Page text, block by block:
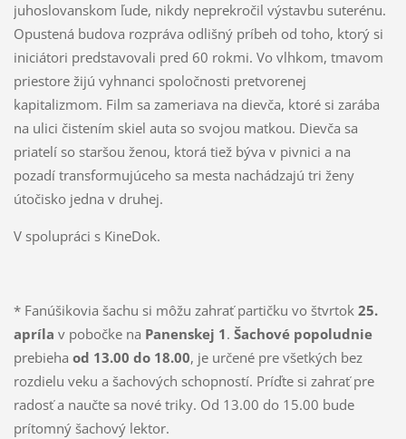
juhoslovanskom ľude, nikdy neprekročil výstavbu suterénu.
Opustená budova rozpráva odlišný príbeh od toho, ktorý si
iniciátori predstavovali pred 60 rokmi. Vo vlhkom, tmavom
priestore žijú vyhnanci spoločnosti pretvorenej
kapitalizmom. Film sa zameriava na dievča, ktoré si zarába
na ulici čistením skiel auta so svojou matkou. Dievča sa
priatelí so staršou ženou, ktorá tiež býva v pivnici a na
pozadí transformujúceho sa mesta nachádzajú tri ženy
útočisko jedna v druhej.
V spolupráci s KineDok.
* Fanúšikovia šachu si môžu zahrať partičku vo štvrtok25.
apríla v pobočke na Panenskej 1. Šachové popoludnie
prebieha od 13.00 do 18.00, je určené pre všetkých bez
rozdielu veku a šachových schopností. Príďte si zahrať pre
radosť a naučte sa nové triky. Od 13.00 do 15.00 bude
prítomný šachový lektor.